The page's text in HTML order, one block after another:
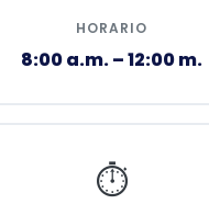
HORARIO
8:00 a.m. – 12:00 m.
⏱️